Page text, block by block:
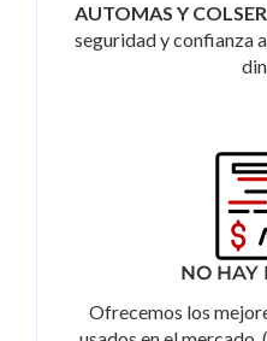
AUTOMAS Y
seguridad y confianza
NO HAY
Ofrecemos los